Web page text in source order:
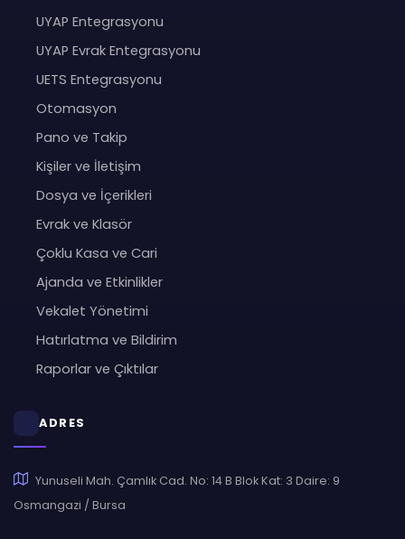
UYAP Entegrasyonu
UYAP Evrak Entegrasyonu
UETS Entegrasyonu
Otomasyon
Pano ve Takip
Kişiler ve İletişim
Dosya ve İçerikleri
Evrak ve Klasör
Çoklu Kasa ve Cari
Ajanda ve Etkinlikler
Vekalet Yönetimi
Hatırlatma ve Bildirim
Raporlar ve Çıktılar
ADRES
Yunuseli Mah. Çamlık Cad. No: 14 B Blok Kat: 3 Daire: 9
Osmangazi / Bursa